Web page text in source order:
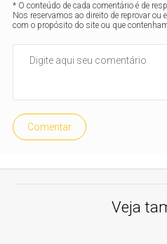
* O conteúdo de cada comentário é de
Nos reservamos ao direito de reprovar
com o propósito do site ou que
Comentar
Veja